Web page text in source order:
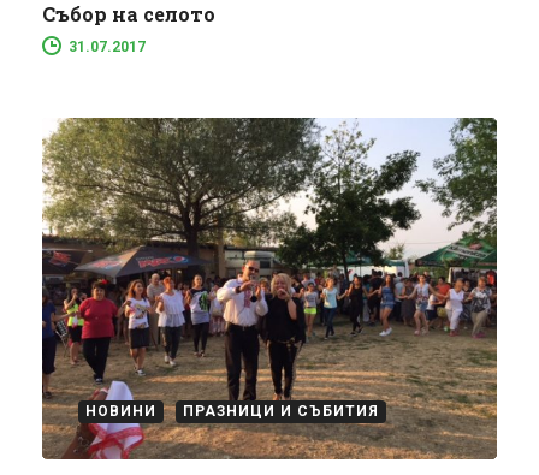
Събор на селото
31.07.2017
НОВИНИ ПРАЗНИЦИ И СЪБИТИЯ